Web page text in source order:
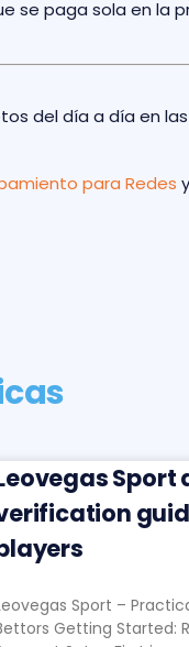
se paga sola en la
del día a día en las
para Redes
Sport
Sport –
Getting Started: